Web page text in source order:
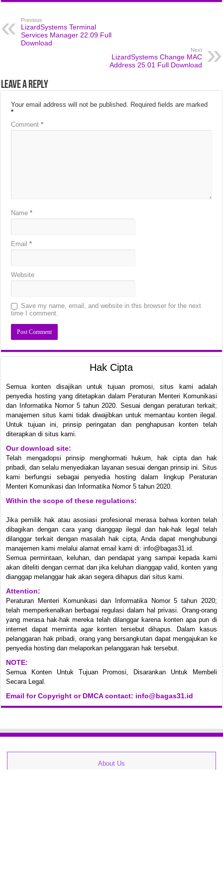
Previous
LizardSystems Terminal
Services Manager 22.09 Full
Download
Next
LizardSystems Change MAC
Address 25.01 Full Download
Leave a Reply
Your email address will not be published.
Required fields are marked
*
Comment*
Name*
Email*
Website
Save my name, email, and website in this browser for the next
time I comment.
Hak Cipta
Semua konten disajikan untuk tujuan promosi, situs kami adalah
penyedia hosting yang ditetapkan dalam Peraturan Menteri Komunikasi
dan Informatika Nomor 5 tahun 2020. Sesuai dengan peraturan terkait;
manajemen situs kami tidak diwajibkan untuk memantau konten ilegal.
Untuk tujuan ini, prinsip peringatan dan penghapusan konten telah
diterapkan di situs kami.
Our download site:
Telah mengadopsi prinsip menghormati hukum, hak cipta dan hak
pribadi, dan selalu menyediakan layanan sesuai dengan prinsip ini. Situs
kami berfungsi sebagai penyedia hosting dalam lingkup Peraturan
Menteri Komunikasi dan Informatika Nomor 5 tahun 2020.
Within the scope of these regulations:
Jika pemilik hak atau asosiasi profesional merasa bahwa konten telah
dibagikan dengan cara yang dianggap ilegal dan hak-hak legal telah
dilanggar terkait dengan masalah hak cipta, Anda dapat menghubungi
manajemen kami melalui alamat email kami di: info@bagas31.id.
Semua permintaan, keluhan, dan pendapat yang sampai kepada kami
akan diteliti dengan cermat dan jika keluhan dianggap valid, konten yang
dianggap melanggar hak akan segera dihapus dari situs kami.
Attention:
Peraturan Menteri Komunikasi dan Informatika Nomor 5 tahun 2020;
telah memperkenalkan berbagai regulasi dalam hal privasi. Orang-orang
yang merasa hak-hak mereka telah dilanggar karena konten apa pun di
internet dapat meminta agar konten tersebut dihapus. Dalam kasus
pelanggaran hak pribadi, orang yang bersangkutan dapat mengajukan ke
penyedia hosting dan melaporkan pelanggaran hak tersebut.
NOTE:
Semua Konten Untuk Tujuan Promosi, Disarankan Untuk Membeli
Secara Legal.
Email for Copyright or DMCA contact: info@bagas31.id
About Us